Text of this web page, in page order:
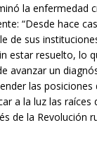
la enfermedad
“Desde hace
de sus
estar resuelto, lo
avanzar un
las
a la luz las
de la Revolución